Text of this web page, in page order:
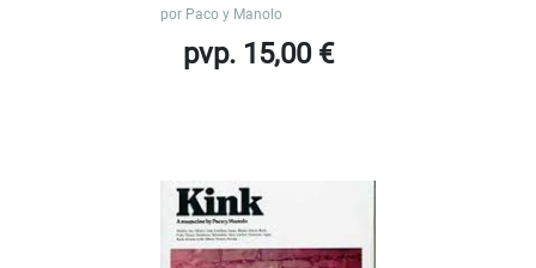
por Paco y Manolo
pvp. 15,00 €